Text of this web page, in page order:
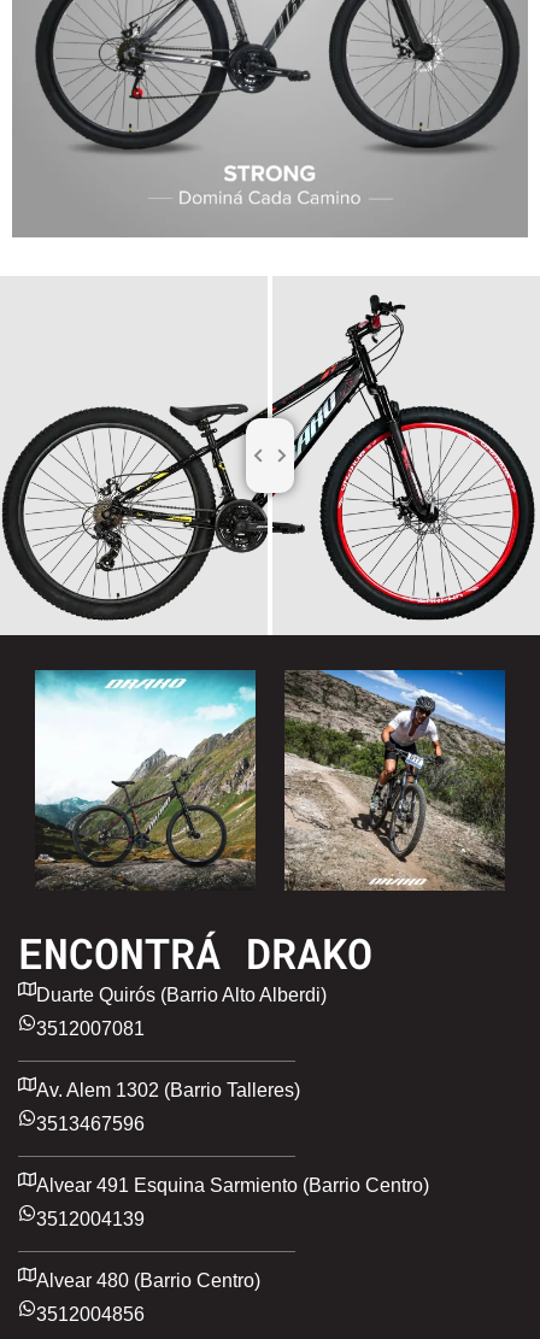
ENCONTRÁ DRAKO
Duarte Quirós (Barrio Alto Alberdi)
3512007081
Av. Alem 1302 (Barrio Talleres)
3513467596
Alvear 491 Esquina Sarmiento (Barrio Centro)
3512004139
Alvear 480 (Barrio Centro)
3512004856